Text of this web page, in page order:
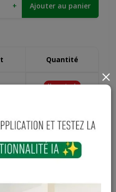
+ Ajouter au panier
Quantité
Hors stock
×